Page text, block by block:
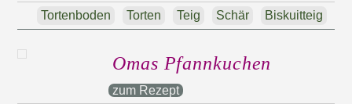
Biskuitteig
Schär
Teig
Torten
Tortenboden
Omas Pfannkuchen
zum Rezept